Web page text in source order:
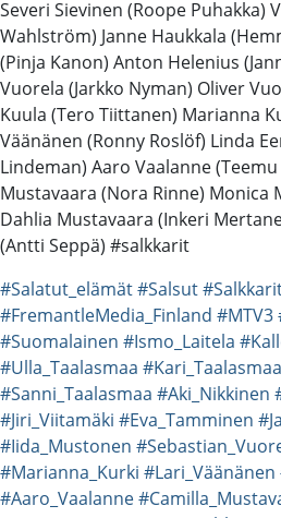
Severi Sievinen (Roope Puhakka)
Wahlström) Janne Haukkala
(Pinja Kanon) Anton Helenius
Vuorela (Jarkko Nyman) Oliver
Kuula (Tero Tiittanen) Marianna
Väänänen (Ronny Roslöf) Linda
Lindeman) Aaro Vaalanne
Mustavaara (Nora Rinne) Monica
Dahlia Mustavaara (Inkeri
(Antti Seppä) #salkkarit
#Salatut_elämät#Salsut
#FremantleMedia_Finland #MTV3
#Suomalainen #Ismo_Laitela
#Ulla_Taalasmaa #Kari_Taalasmaa
#Sanni_Taalasmaa #Aki_Nikkinen
#Jiri_Viitamäki #Eva_Tamminen
#Iida_Mustonen
#Marianna_Kurki #Lari_Väänänen
#Aaro_Vaalanne